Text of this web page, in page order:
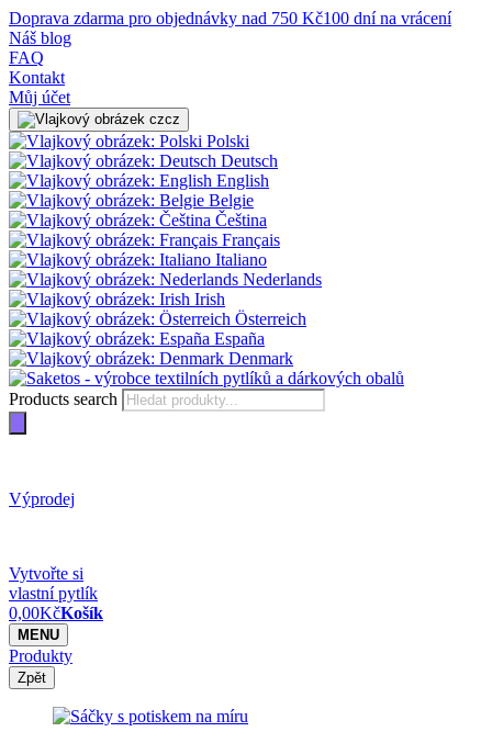
Doprava zdarma pro objednávky nad 750 Kč100 dní na vrácení
Náš blog
FAQ
Kontakt
Můj účet
cz
Polski
Deutsch
English
Belgie
Čeština
Français
Italiano
Nederlands
Irish
Österreich
España
Denmark
Products search
Výprodej
Vytvořte si
vlastní pytlík
0,00KčKošík
MENU
Produkty
Zpět